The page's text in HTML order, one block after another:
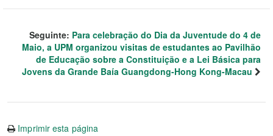
Seguinte: Para celebração do Dia da Juventude do 4 de
Maio, a UPM organizou visitas de estudantes ao Pavilhão
de Educação sobre a Constituição e a Lei Básica para
Jovens da Grande Baía Guangdong-Hong Kong-Macau
Imprimir esta página